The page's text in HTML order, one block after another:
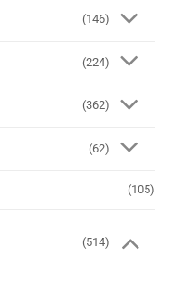
(146)
(224)
(362)
(62)
(105)
(514)